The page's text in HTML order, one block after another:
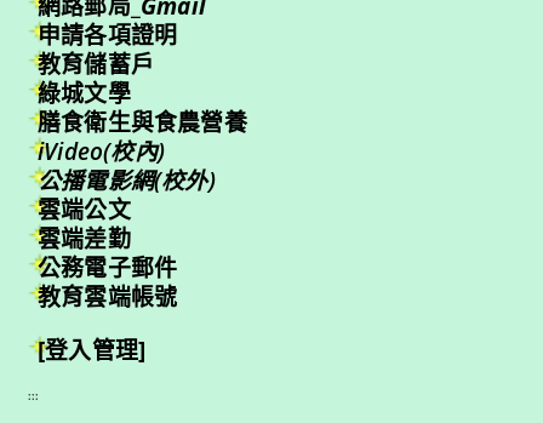
申請各項證明
教育儲蓄戶
綠城文學
膳食衛生與食農營養
iVideo(校內)
公播電影網(校外)
雲端公文
雲端差勤
公務電子郵件
教育雲端帳號
[登入管理]
:::